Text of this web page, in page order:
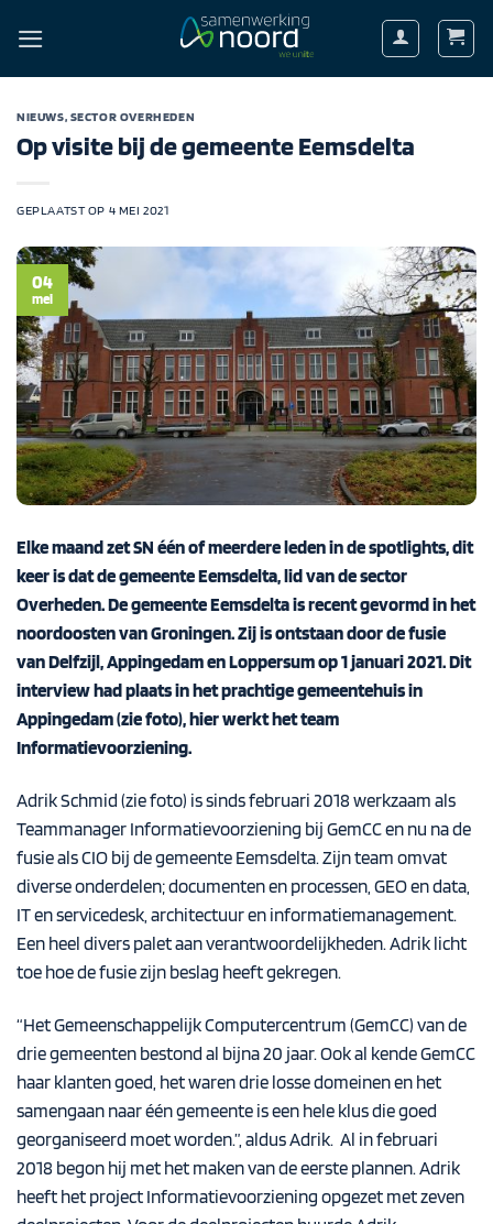
naar
NIEUWS, SECTOR OVERHEDEN
Op visite bij de gemeente Eemsdelta
GEPLAATST OP 4 MEI 2021
04
mei
Elke maand zet SN één of meerdere leden in de spotlights, dit
keer is dat de gemeente Eemsdelta, lid van de sector
Overheden. De gemeente Eemsdelta is recent gevormd in het
noordoosten van Groningen. Zij is ontstaan door de fusie
van Delfzijl, Appingedam en Loppersum op 1 januari 2021. Dit
interview had plaats in het prachtige gemeentehuis in
Appingedam (zie foto), hier werkt het team
Informatievoorziening.
Adrik Schmid (zie foto) is sinds februari 2018 werkzaam als
Teammanager Informatievoorziening bij GemCC en nu na de
fusie als CIO bij de gemeente Eemsdelta. Zijn team omvat
diverse onderdelen; documenten en processen, GEO en data,
IT en servicedesk, architectuur en informatiemanagement.
Een heel divers palet aan verantwoordelijkheden. Adrik licht
toe hoe de fusie zijn beslag heeft gekregen.
“Het Gemeenschappelijk Computercentrum (GemCC) van de
drie gemeenten bestond al bijna 20 jaar. Ook al kende GemCC
haar klanten goed, het waren drie losse domeinen en het
samengaan naar één gemeente is een hele klus die goed
georganiseerd moet worden.”, aldus Adrik. Al in februari
2018 begon hij met het maken van de eerste plannen. Adrik
heeft het project Informatievoorziening opgezet met zeven